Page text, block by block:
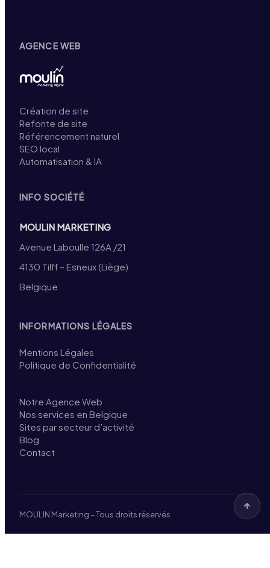
AGENCE WEB
Création de site
Refonte de site
Référencement naturel
SEO local
Automatisation & IA
INFO SOCIÉTÉ
MOULIN MARKETING
Avenue Laboulle 126A /21
4130 Tilff – Esneux (Liège)
Belgique
INFORMATIONS LÉGALES
Mentions Légales
Politique de Confidentialité
Notre Agence Web
Nos services en Belgique
Sites par secteur d’activité
Blog
Contact
MOULIN Marketing – Tous droits réservés